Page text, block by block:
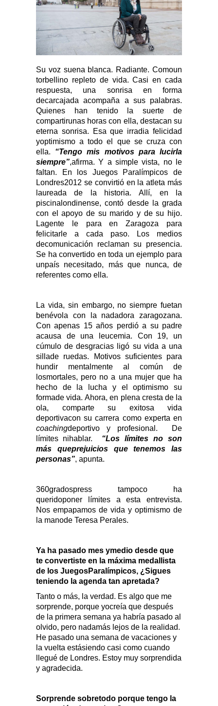
Su voz suena blanca. Radiante. Comoun
torbellino repleto de vida. Casi en cada
respuesta, una sonrisa en forma
decarcajada acompaña a sus palabras.
Quienes han tenido la suerte de
compartirunas horas con ella, destacan su
eterna sonrisa. Esa que irradia felicidad
yoptimismo a todo el que se cruza con
ella. “Tengo mis motivos para lucirla
siempre”,afirma. Y a simple vista, no le
faltan. En los Juegos Paralímpicos de
Londres2012 se convirtió en la atleta más
laureada de la historia. Allí, en la
piscinalondinense, contó desde la grada
con el apoyo de su marido y de su hijo.
Lagente le para en Zaragoza para
felicitarle a cada paso. Los medios
decomunicación reclaman su presencia.
Se ha convertido en toda un ejemplo para
unpaís necesitado, más que nunca, de
referentes como ella.
La vida, sin embargo, no siempre fuetan
benévola con la nadadora zaragozana.
Con apenas 15 años perdió a su padre
acausa de una leucemia. Con 19, un
cúmulo de desgracias ligó su vida a una
sillade ruedas. Motivos suficientes para
hundir mentalmente al común de
losmortales, pero no a una mujer que ha
hecho de la lucha y el optimismo su
formade vida. Ahora, en plena cresta de la
ola, comparte su exitosa vida
deportivacon su carrera como experta en
coachingdeportivo y profesional.
De
límites nihablar.
“Los límites no son
más queprejuicios que tenemos las
personas”, apunta.
360gradospress tampoco ha
queridoponer límites a esta entrevista.
Nos empapamos de vida y optimismo de
la manode Teresa Perales.
Ya ha pasado mes ymedio desde que
te convertiste en la máxima medallista
de los JuegosParalímpicos, ¿Sigues
teniendo la agenda tan apretada?
Tanto o más, la verdad. Es algo que me
sorprende, porque yocreía que después
de la primera semana ya habría pasado al
olvido, pero nadamás lejos de la realidad.
He pasado una semana de vacaciones y
la vuelta estásiendo casi como cuando
llegué de Londres. Estoy muy sorprendida
y agradecida.
Sorprende sobretodo porque tengo la